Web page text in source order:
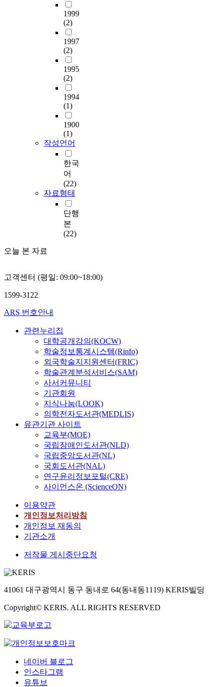
1999
(2)
1997
(2)
1995
(2)
1994
(1)
1900
(1)
작성언어
한국
어
(22)
자료형태
단행
본
(22)
오늘 본 자료
고객센터 (평일: 09:00~18:00)
1599-3122
ARS 번호안내
관련누리집
대학공개강의(KOCW)
학술정보통계시스템(Rinfo)
외국학술지지원센터(FRIC)
학술관계분석서비스(SAM)
사서커뮤니티
기관회원
지식나눔(LOOK)
의학전자도서관(MEDLIS)
유관기관 사이트
교육부(MOE)
국립장애인도서관(NLD)
국립중앙도서관(NL)
국회도서관(NAL)
연구윤리정보포털(CRE)
사이언스온 (ScienceON)
이용약관
개인정보처리방침
개인정보 재동의
기관소개
저작물 게시중단요청
41061 대구광역시 동구 동내로 64(동내동1119) KERIS빌딩
Copyright© KERIS. ALL RIGHTS RESERVED
네이버 블로그
인스타그램
유튜브